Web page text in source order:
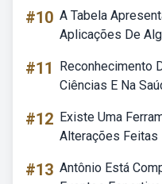
#10 A Tabela
Aplicações De
#11
Reconhecimento
Ciências E Na
#12 Existe Uma
Alterações Feitas
#13 Antônio Está